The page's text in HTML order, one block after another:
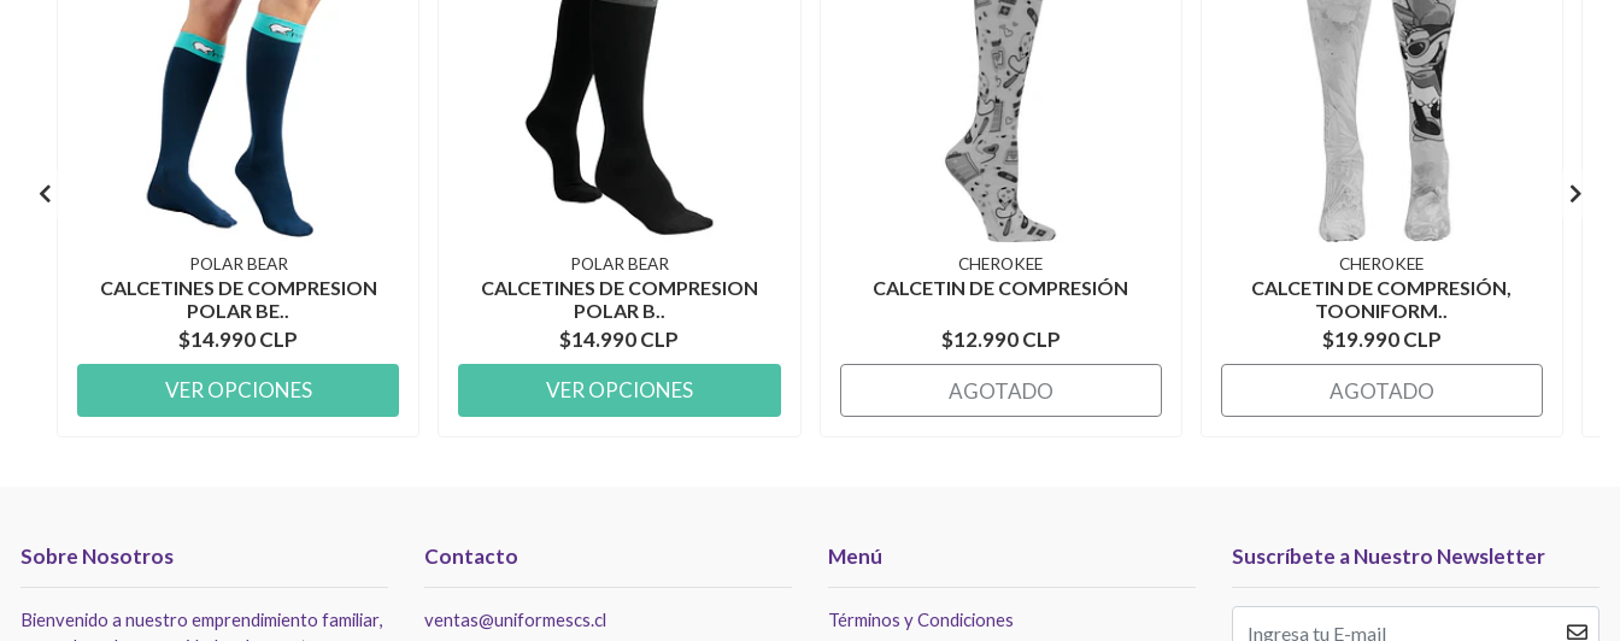
POLAR BEAR
CALCETINES DE COMPRESION
POLAR BE..
$14.990 CLP
VER OPCIONES
POLAR BEAR
CALCETINES DE COMPRESION
POLAR B..
$14.990 CLP
VER OPCIONES
CHEROKEE
CALCETIN DE COMPRESIÓN
$12.990 CLP
AGOTADO
CHEROKEE
CALCETIN DE COMPRESIÓN,
TOONIFORM..
$19.990 CLP
AGOTADO
Sobre Nosotros
Bienvenido a nuestro emprendimiento familiar,
Contacto
ventas@uniformescs.cl
Menú
Términos y Condiciones
Suscríbete a Nuestro Newsletter